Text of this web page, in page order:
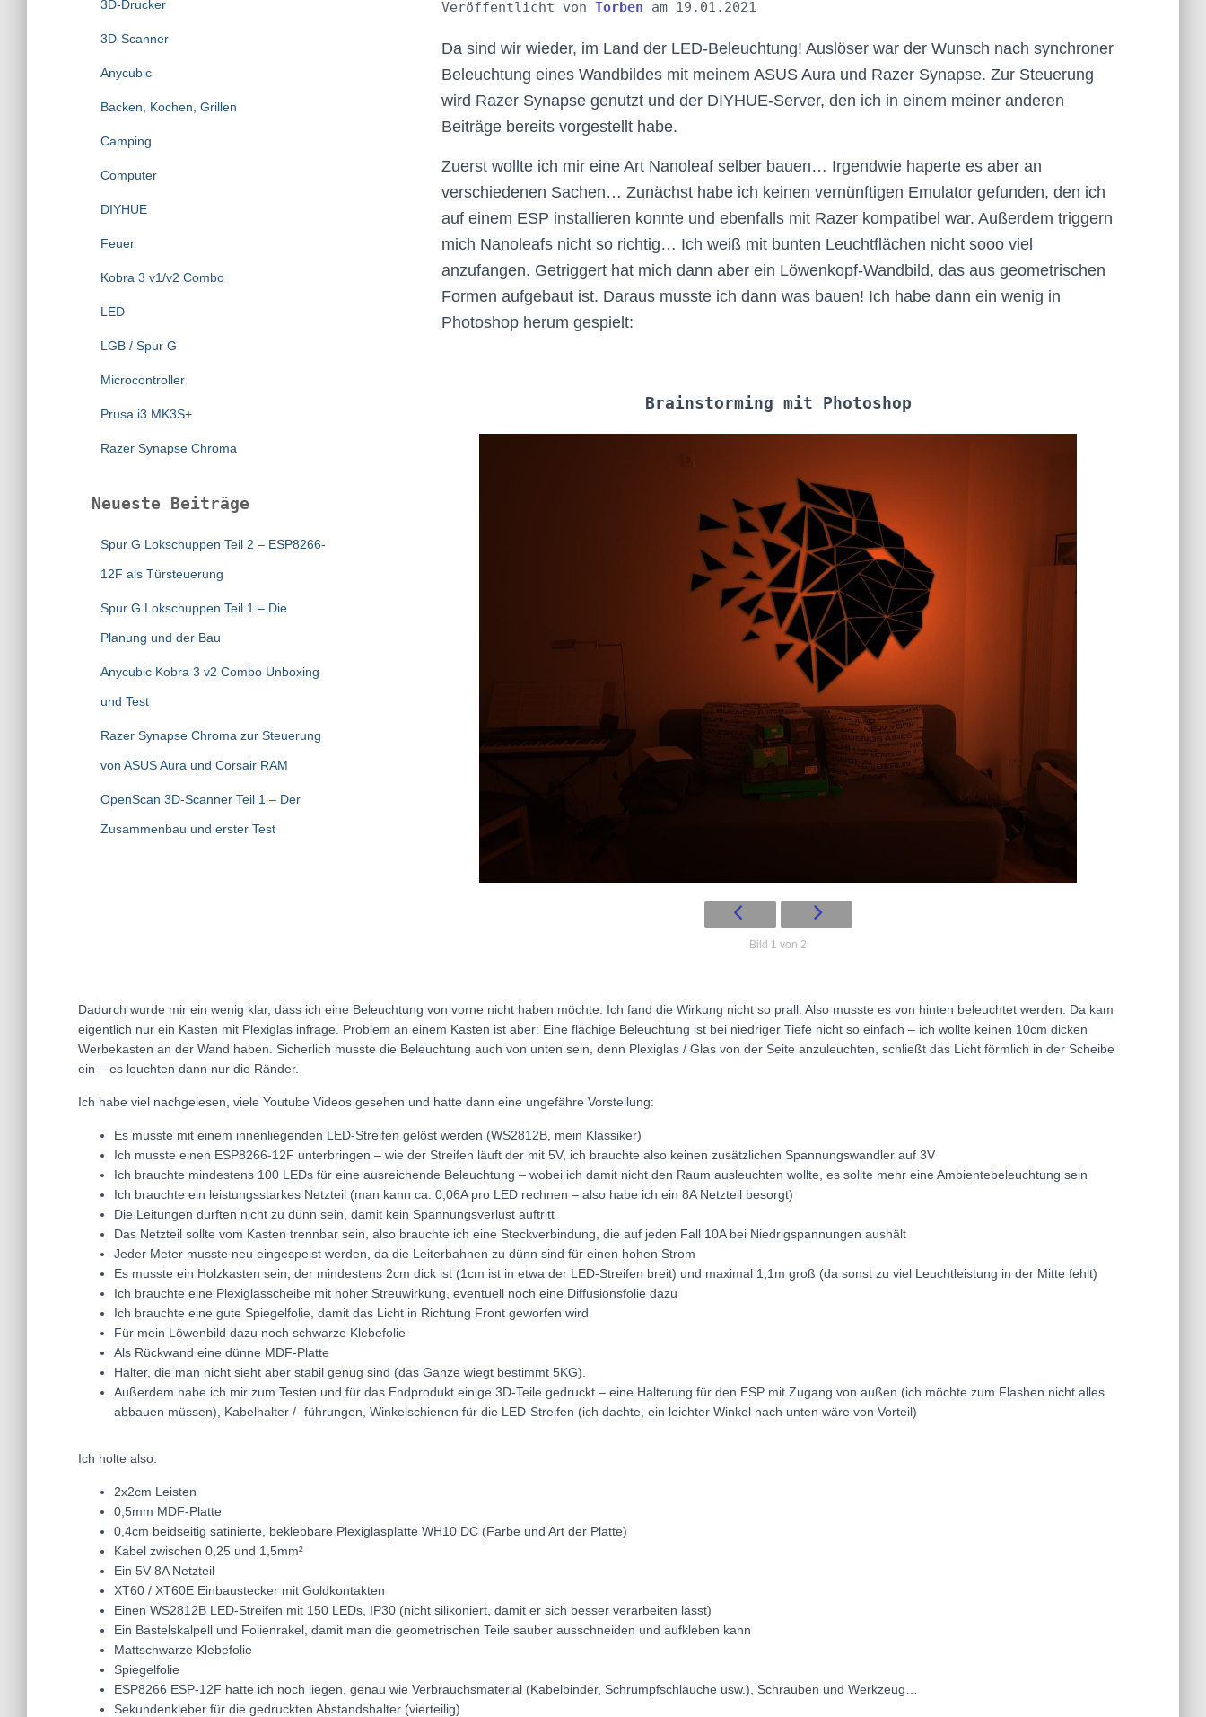
3D-Drucker
3D-Scanner
Anycubic
Backen, Kochen, Grillen
Camping
Computer
DIYHUE
Feuer
Kobra 3 v1/v2 Combo
LED
LGB / Spur G
Microcontroller
Prusa i3 MK3S+
Razer Synapse Chroma
Neueste Beiträge
Spur G Lokschuppen Teil 2 – ESP8266-
12F als Türsteuerung
Spur G Lokschuppen Teil 1 – Die
Planung und der Bau
Anycubic Kobra 3 v2 Combo Unboxing
und Test
Razer Synapse Chroma zur Steuerung
von ASUS Aura und Corsair RAM
OpenScan 3D-Scanner Teil 1 – Der
Zusammenbau und erster Test
Veröffentlicht von Torben am 19.01.2021
Da sind wir wieder, im Land der LED-Beleuchtung! Auslöser war der Wunsch nach synchroner
Beleuchtung eines Wandbildes mit meinem ASUS Aura und Razer Synapse. Zur Steuerung
wird Razer Synapse genutzt und der DIYHUE-Server, den ich in einem meiner anderen
Beiträge bereits vorgestellt habe.
Zuerst wollte ich mir eine Art Nanoleaf selber bauen… Irgendwie haperte es aber an
verschiedenen Sachen… Zunächst habe ich keinen vernünftigen Emulator gefunden, den ich
auf einem ESP installieren konnte und ebenfalls mit Razer kompatibel war. Außerdem triggern
mich Nanoleafs nicht so richtig… Ich weiß mit bunten Leuchtflächen nicht sooo viel
anzufangen. Getriggert hat mich dann aber ein Löwenkopf-Wandbild, das aus geometrischen
Formen aufgebaut ist. Daraus musste ich dann was bauen! Ich habe dann ein wenig in
Photoshop herum gespielt:
Brainstorming mit Photoshop
Bild 1 von 2
Dadurch wurde mir ein wenig klar, dass ich eine Beleuchtung von vorne nicht haben möchte. Ich fand die Wirkung nicht so prall. Also musste es von hinten beleuchtet werden. Da kam
eigentlich nur ein Kasten mit Plexiglas infrage. Problem an einem Kasten ist aber: Eine flächige Beleuchtung ist bei niedriger Tiefe nicht so einfach – ich wollte keinen 10cm dicken
Werbekasten an der Wand haben. Sicherlich musste die Beleuchtung auch von unten sein, denn Plexiglas / Glas von der Seite anzuleuchten, schließt das Licht förmlich in der Scheibe
ein – es leuchten dann nur die Ränder.
Ich habe viel nachgelesen, viele Youtube Videos gesehen und hatte dann eine ungefähre Vorstellung:
Es musste mit einem innenliegenden LED-Streifen gelöst werden (WS2812B, mein Klassiker)
Ich musste einen ESP8266-12F unterbringen – wie der Streifen läuft der mit 5V, ich brauchte also keinen zusätzlichen Spannungswandler auf 3V
Ich brauchte mindestens 100 LEDs für eine ausreichende Beleuchtung – wobei ich damit nicht den Raum ausleuchten wollte, es sollte mehr eine Ambientebeleuchtung sein
Ich brauchte ein leistungsstarkes Netzteil (man kann ca. 0,06A pro LED rechnen – also habe ich ein 8A Netzteil besorgt)
Die Leitungen durften nicht zu dünn sein, damit kein Spannungsverlust auftritt
Das Netzteil sollte vom Kasten trennbar sein, also brauchte ich eine Steckverbindung, die auf jeden Fall 10A bei Niedrigspannungen aushält
Jeder Meter musste neu eingespeist werden, da die Leiterbahnen zu dünn sind für einen hohen Strom
Es musste ein Holzkasten sein, der mindestens 2cm dick ist (1cm ist in etwa der LED-Streifen breit) und maximal 1,1m groß (da sonst zu viel Leuchtleistung in der Mitte fehlt)
Ich brauchte eine Plexiglasscheibe mit hoher Streuwirkung, eventuell noch eine Diffusionsfolie dazu
Ich brauchte eine gute Spiegelfolie, damit das Licht in Richtung Front geworfen wird
Für mein Löwenbild dazu noch schwarze Klebefolie
Als Rückwand eine dünne MDF-Platte
Halter, die man nicht sieht aber stabil genug sind (das Ganze wiegt bestimmt 5KG).
Außerdem habe ich mir zum Testen und für das Endprodukt einige 3D-Teile gedruckt – eine Halterung für den ESP mit Zugang von außen (ich möchte zum Flashen nicht alles
abbauen müssen), Kabelhalter / -führungen, Winkelschienen für die LED-Streifen (ich dachte, ein leichter Winkel nach unten wäre von Vorteil)
Ich holte also:
2x2cm Leisten
0,5mm MDF-Platte
0,4cm beidseitig satinierte, beklebbare Plexiglasplatte WH10 DC (Farbe und Art der Platte)
Kabel zwischen 0,25 und 1,5mm²
Ein 5V 8A Netzteil
XT60 / XT60E Einbaustecker mit Goldkontakten
Einen WS2812B LED-Streifen mit 150 LEDs, IP30 (nicht silikoniert, damit er sich besser verarbeiten lässt)
Ein Bastelskalpell und Folienrakel, damit man die geometrischen Teile sauber ausschneiden und aufkleben kann
Mattschwarze Klebefolie
Spiegelfolie
ESP8266 ESP-12F hatte ich noch liegen, genau wie Verbrauchsmaterial (Kabelbinder, Schrumpfschläuche usw.), Schrauben und Werkzeug…
Sekundenkleber für die gedruckten Abstandshalter (vierteilig)